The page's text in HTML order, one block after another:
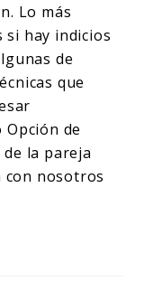
Lo más
hay indicios
de
que
de
la pareja
con nosotros